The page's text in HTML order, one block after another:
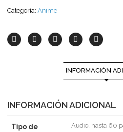
Categoría: Anime
INFORMACIÓN
INFORMACIÓN ADICIONAL
Tipo de
Audio, hasta 60